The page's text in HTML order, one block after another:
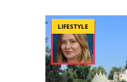
LIFESTYLE